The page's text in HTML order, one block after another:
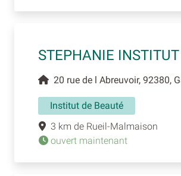
STEPHANIE INSTITUT
20 rue de l Abreuvoir, 92380,
Institut de Beauté
3 km de Rueil-Malmaison
ouvert maintenant